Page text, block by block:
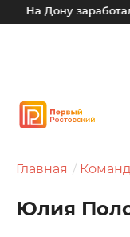
На Дону заработала
Главная
Юлия